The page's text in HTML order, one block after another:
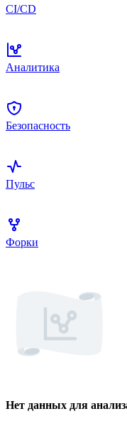
CI/CD
Аналитика
Безопасность
Пульс
Форки
Нет данных для